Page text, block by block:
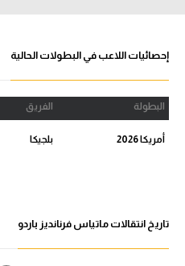
الدوري المصري
الدوري الإنجليزي الممتاز
الدوري الألماني
إحصائيات اللاعب في البطولات الحالية
البطولة الفريق
أمريكا 2026 بلجيكا
تاريخ انتقالات ماتياس فرنانديز باردو